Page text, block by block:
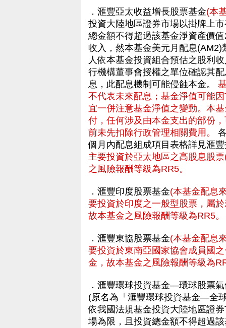
．滙豐亞太收益增長股票基金(本
投資大陸地區證券市場以掛牌上
總金額不得超過該基金淨資產價
收入，然本基金美元月配息
人依本基金投資組合預估之股利
行機構董事會授權之單位確認其
息，此配息機制可能侵蝕本金。
不代表未來配息；基金淨值可能
宜一併注意基金淨值之變動。本
付，任何涉及由本金支出的部份
前未先扣除行政管理相關費用。
個月內配息組成項目表格詳見滙
主要投資於亞太地區之高股息股
之風險報酬等級為RR5。
．滙豐印度股票基金(本基金配息
要投資於印度之一般型股票，屬
故本基金之風險報酬等級為RR5。
．滙豐東協股票基金(本基金配息
要投資於東南亞國家協會成員國
金，故本基金之風險報酬等級為
．滙豐環球投資基金—環球股票
(原名為「滙豐環球投資基金—全
依我國法規基金投資大陸地區證
場為限，且投資總金額不得超過